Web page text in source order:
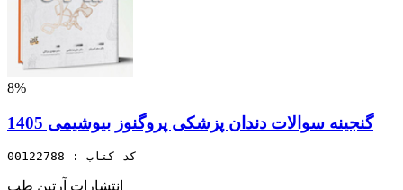
8%
گنجینه سوالات دندان پزشکی پروگنوز بیوشیمی 1405
کد کتاب : 00122788
انتشارات آرتین طب